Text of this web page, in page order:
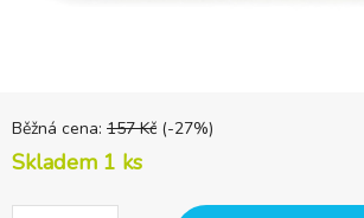
Běžná cena: 157 Kč (-27%)
Skladem 1 ks